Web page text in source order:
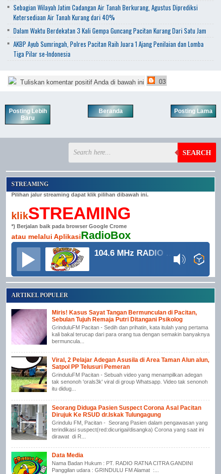
Sebagian Wilayah Jatim Cadangan Air Tanah Berkurang, Agustus Diprediksi
Ketersediaan Air Tanah Kurang dari 40%
Dalam Waktu Berdekatan 3 Kali Gempa Guncang Pacitan Kurang Dari Satu Jam
AKBP Ayub Sumringah, Polres Pacitan Raih Juara 1 Ajang Penilaian dan Lomba
Tiga Pilar se-Indonesia
Tuliskan komentar positif Anda di bawah ini 03
Posting Lebih
Baru
Posting Lama
Beranda
SEARCH
STREAMING
Pilihan jalur streaming dapat klik pilihan dibawah ini.
klikSTREAMING
*) Berjalan baik pada browser Google Crome
atau melalui AplikasiRadioBox
104.6 MHz RADIO GRINDULU FM
ARTIKEL POPULER
Miris! Kasus Sayat Tangan Bermunculan di Pacitan,
Sebulan Tujuh Remaja Putri Ditangani Psikolog
GrinduluFM Pacitan - Sedih dan prihatin, kata itulah yang pertama
kali bakal terucap dari para orang tua dengan semakin banyaknya
bermuncula...
Viral, 2 Pelajar Adegan Asusila di Area Taman Alun alun,
Satpol PP Telusuri Pemeran
GrinduluFM Pacitan - Sebuah video yang menampilkan adegan
tak senonoh 'orals3k' viral di group Whatsapp. Video tak senonoh
itu didug...
Seorang Diduga Pasien Suspect Corona Asal Pacitan
Dirujuk Ke RSUD dr.Iskak Tulungagung
Grindulu FM, Pacitan - Seorang Pasien dalam pengawasan yang
terindikasi suspect(red:dicurigai/disangka) Corona yang saat ini
dirawat di R...
Data Media
Nama Badan Hukum : PT. RADIO RATNA CITRA GANDINI
Panggilan udara : GRINDULU FM Alamat :...